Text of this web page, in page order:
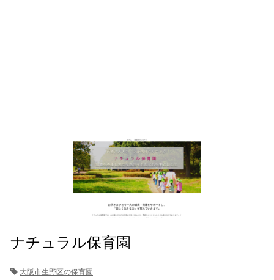
ナチュラル保育園
大阪市生野区の保育園